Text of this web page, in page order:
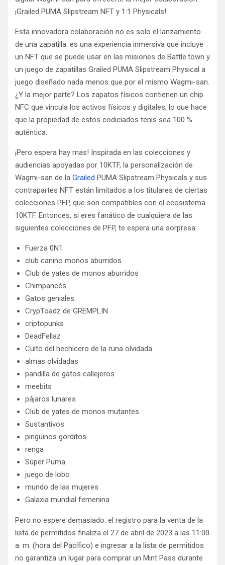
¡Grailed PUMA Slipstream NFT y 1:1 Physicals!
Esta innovadora colaboración no es solo el lanzamiento
de una zapatilla: es una experiencia inmersiva que incluye
un NFT que se puede usar en las misiones de Battle.town y
un juego de zapatillas Grailed PUMA Slipstream Physical a
juego diseñado nada menos que por el mismo Wagmi-san.
¿Y la mejor parte? Los zapatos físicos contienen un chip
NFC que vincula los activos físicos y digitales, lo que hace
que la propiedad de estos codiciados tenis sea 100 %
auténtica.
¡Pero espera hay mas! Inspirada en las colecciones y
audiencias apoyadas por 10KTF, la personalización de
Wagmi-san de la Grailed PUMA Slipstream Physicals y sus
contrapartes NFT están limitados a los titulares de ciertas
colecciones PFP, que son compatibles con el ecosistema
10KTF. Entonces, si eres fanático de cualquiera de las
siguientes colecciones de PFP, te espera una sorpresa:
Fuerza 0N1
club canino monos aburridos
Club de yates de monos aburridos
Chimpancés
Gatos geniales
CrypToadz de GREMPLIN
criptopunks
DeadFellaz
Culto del hechicero de la runa olvidada
almas olvidadas
pandilla de gatos callejeros
meebits
pájaros lunares
Club de yates de monos mutantes
Sustantivos
pingüinos gorditos
renga
Súper Puma
juego de lobo
mundo de las mujeres
Galaxia mundial femenina
Pero no espere demasiado: el registro para la venta de la
lista de permitidos finaliza el 27 de abril de 2023 a las 11:00
a. m. (hora del Pacífico) e ingresar a la lista de permitidos
no garantiza un lugar para comprar un Mint Pass durante